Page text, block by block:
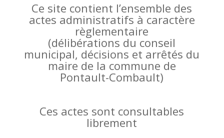
Ce site contient l’ensemble des
actes administratifs à caractère
règlementaire
(délibérations du conseil
municipal, décisions et arrêtés du
maire de la commune de
Pontault-Combault)
Ces actes sont consultables
librement